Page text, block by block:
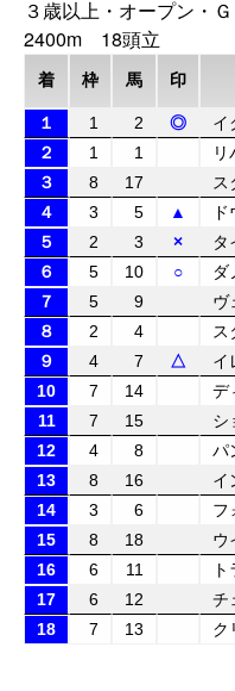
３歳以上・オープン
2400m 18頭立
着 枠 馬 印
１ 1 2 ◎ イ
２
1 1 リ
３
8 17 ス
４
3 5 ▲
５
2 3 × タ
６
5 10 ○ ダ
７
5 9 ヴ
８
2 4 ス
９
4 7 △ イ
10
7 14 デ
11
7 15 シ
12
4 8 パ
13
8 16 イ
14
3 6 フ
15
8 18 ウ
16
6 11
17
6 12 チ
18
7 13 ク